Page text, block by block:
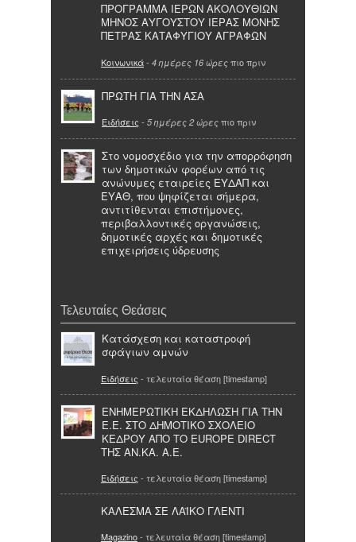
ΠΡΟΓΡΑΜΜΑ ΙΕΡΩΝ ΑΚΟΛΟΥΘΙΩΝ
ΜΗΝΟΣ ΑΥΓΟΥΣΤΟΥ ΙΕΡΑΣ ΜΟΝΗΣ
ΠΕΤΡΑΣ ΚΑΤΑΦΥΓΙΟΥ ΑΓΡΑΦΩΝ
Κοινωνικά- 4 ημέρες 16 ώρες πιο πριν
ΠΡΩΤΗ ΓΙΑ ΤΗΝ ΑΣΑ
Ειδήσεις - 5 ημέρες 2 ώρες πιο πριν
Στο νομοσχέδιο για την απορρόφηση
των δημοτικών φορέων από τις
ανώνυμες εταιρείες ΕΥΔΑΠ και
ΕΥΑΘ, που ψηφίζεται σήμερα,
αντιτίθενται επιστήμονες,
περιβαλλοντικές οργανώσεις,
δημοτικές αρχές και δημοτικές
επιχειρήσεις ύδρευσης
Τελευταίες Θεάσεις
Κατάσχεση και καταστροφή
σφάγιων αμνών
Ειδήσεις - τελευταία θέαση [timestamp]
ΕΝΗΜΕΡΩΤΙΚΗ ΕΚΔΗΛΩΣΗ ΓΙΑ ΤΗΝ
Ε.Ε. ΣΤΟ ΔΗΜΟΤΙΚΟ ΣΧΟΛΕΙΟ
ΚΕΔΡΟΥ ΑΠΟ ΤΟ EUROPE DIRECT
ΤΗΣ ΑΝ.ΚΑ. Α.Ε.
Ειδήσεις - τελευταία θέαση [timestamp]
ΚΑΛΕΣΜΑ ΣΕ ΛΑΪΚΟ ΓΛΕΝΤΙ
Magazino- τελευταία θέαση [timestamp]